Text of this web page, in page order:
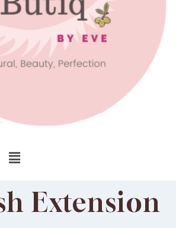
Extension